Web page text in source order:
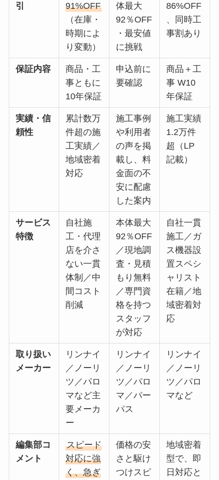
引
91%OFF
（在庫・
時期によ
り変動）
体最大
92％OFF
・最安値
に挑戦
86%OFF
、同時工
事割あり
保証内容
商品・工
事ともに
10年保証
申込前に
要確認
商品＋工
事 W10
年保証
実績・信
頼性
累計数万
件超の施
工実績／
地域密着
対応
施工事例
や利用者
の声を掲
載し、料
金面の不
安に配慮
した案内
施工実績
1.2万件
超（LP
記載）
サービス
特徴
自社施
工・代理
店を介さ
ない一貫
体制／中
間コスト
削減
本体最大
92％OFF
／現地調
査・見積
もり無料
／専門資
格を持つ
スタッフ
が対応
自社一貫
施工／ガ
ス機器設
置スペシ
ャリスト
在籍／地
域密着対
応
取り扱い
メーカー
リンナイ
／ノーリ
ツ／パロ
マなど主
要メーカ
ー
リンナイ
／ノーリ
ツ／パロ
マ／パー
パス
リンナイ
／ノーリ
ツ／パロ
マなど
編集部コ
メント
スピード
対応に強
く、急ぎ
価格の安
さと駆け
つけスピ
地域密着
型で、即
日対応と